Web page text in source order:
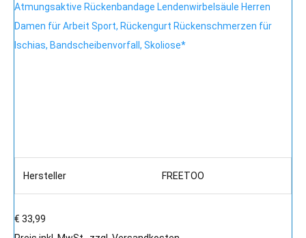
Atmungsaktive Rückenbandage Lendenwirbelsäule Herren
Damen für Arbeit Sport, Rückengurt Rückenschmerzen für
Ischias, Bandscheibenvorfall, Skoliose*
Hersteller FREETOO
€ 33,99